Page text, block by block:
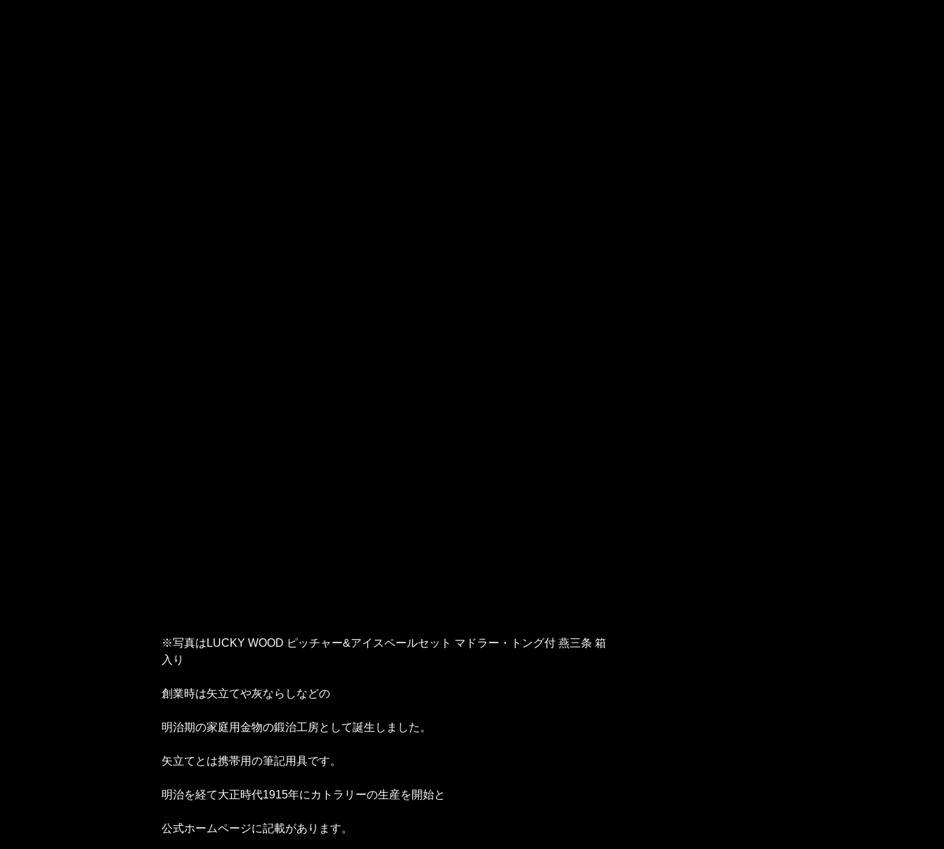
※写真はLUCKY WOOD ピッチャー&アイスペールセット マドラー・トング付 燕三条 箱
入り
創業時は矢立てや灰ならしなどの
明治期の家庭用金物の鍛治工房として誕生しました。
矢立てとは携帯用の筆記用具です。
明治を経て大正時代1915年にカトラリーの生産を開始と
公式ホームページに記載があります。